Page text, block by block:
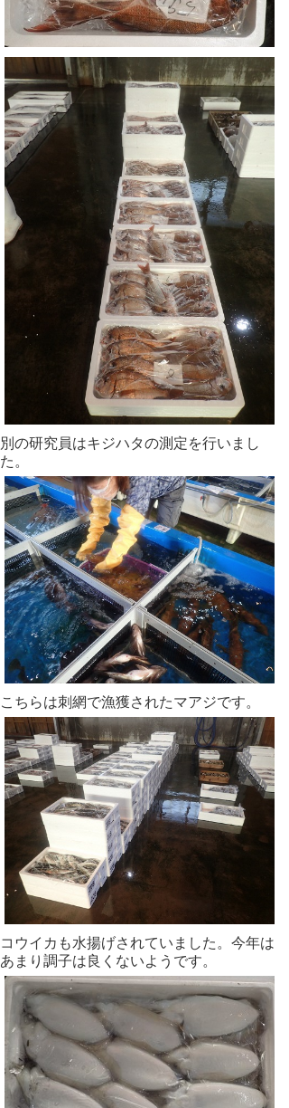
別の研究員はキジハタの測定を行いまし
た。
こちらは刺網で漁獲されたマアジです。
コウイカも水揚げされていました。今年は
あまり調子は良くないようです。